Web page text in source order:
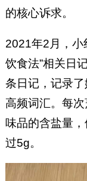
的核心诉求。
2021年2月，小
饮食法”相关日
条日记，记录了
高频词汇。每
味品的含盐量
过5g。